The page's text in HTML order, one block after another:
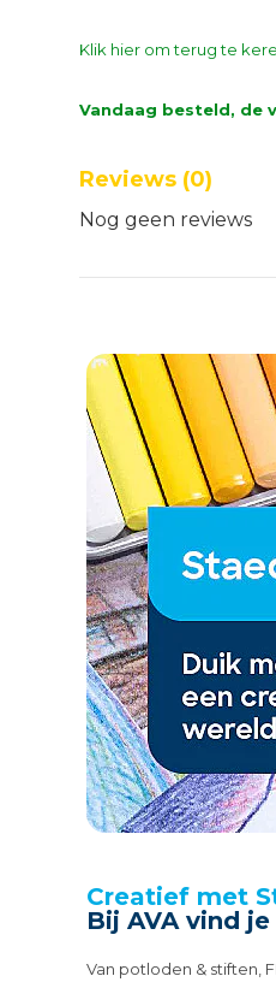
Klik hier om terug te
Vandaag besteld, de
Reviews (0)
Nog geen reviews
Creatief met
Bij AVA vind
Van potloden & stiften,